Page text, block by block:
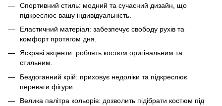
Спортивний стиль: модний та сучасний дизайн, що
підкреслює вашу індивідуальність.
Еластичний матеріал: забезпечує свободу рухів та
комфорт протягом дня.
Яскраві акценти: роблять костюм оригінальним та
стильним.
Бездоганний крій: приховує недоліки та підкреслює
переваги фігури.
Велика палітра кольорів: дозволить підібрати костюм під